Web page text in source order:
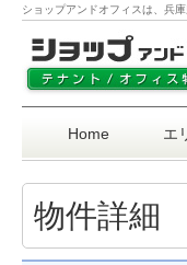
ショップアンドオフィスは、兵
Home エ
物件詳細